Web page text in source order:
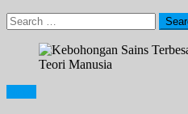
Search
for: